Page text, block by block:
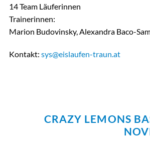
14 Team Läuferinnen
Trainerinnen:
Marion Budovinsky, Alexandra Baco-
Kontakt: sys@eislaufen-traun.at
CRAZY LEMONS